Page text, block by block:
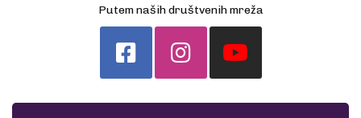
Putem naših društvenih mreža